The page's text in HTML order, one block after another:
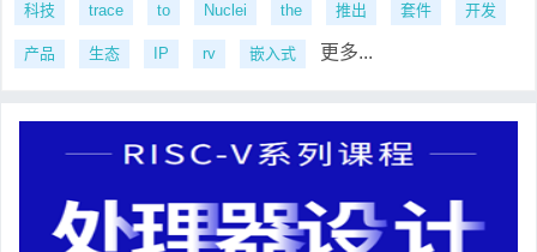
科技 trace to Nuclei the 推出 套件 开发
产品 生态 IP rv 嵌入式 更多...